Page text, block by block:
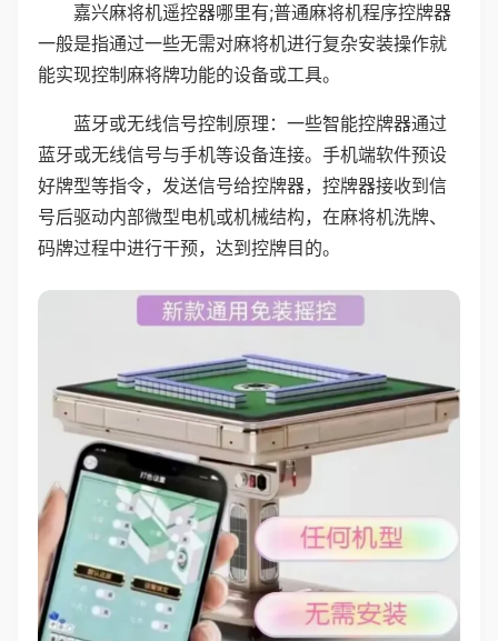
嘉兴麻将机遥控器哪里有;普通麻将机程序控牌器
一般是指通过一些无需对麻将机进行复杂安装操作就
能实现控制麻将牌功能的设备或工具。
蓝牙或无线信号控制原理：一些智能控牌器通过
蓝牙或无线信号与手机等设备连接。手机端软件预设
好牌型等指令，发送信号给控牌器，控牌器接收到信
号后驱动内部微型电机或机械结构，在麻将机洗牌、
码牌过程中进行干预，达到控牌目的。